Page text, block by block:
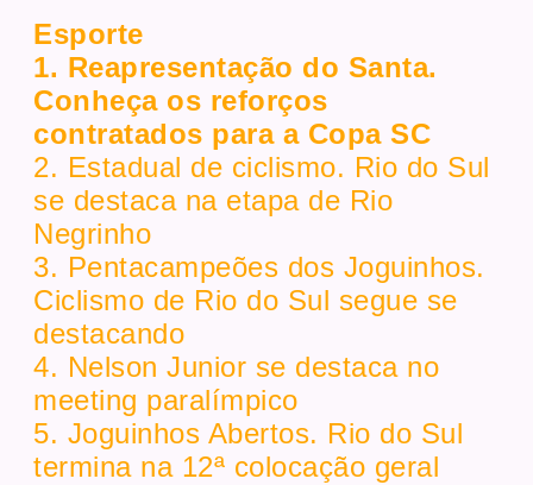
Esporte
1. Reapresentação do Santa.
Conheça os reforços
contratados para a Copa SC
2. Estadual de ciclismo. Rio do Sul
se destaca na etapa de Rio
Negrinho
3. Pentacampeões dos Joguinhos.
Ciclismo de Rio do Sul segue se
destacando
4. Nelson Junior se destaca no
meeting paralímpico
5. Joguinhos Abertos. Rio do Sul
termina na 12ª colocação geral